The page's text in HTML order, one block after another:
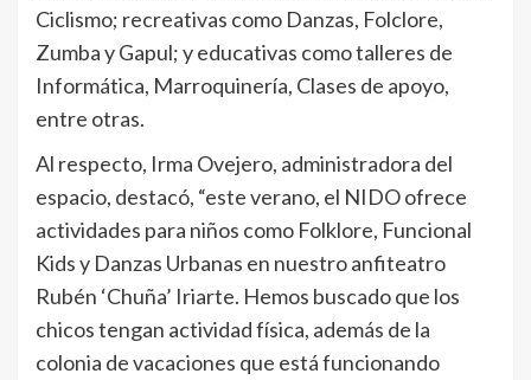
Ciclismo; recreativas como Danzas, Folclore,
Zumba y Gapul; y educativas como talleres de
Informática, Marroquinería, Clases de apoyo,
entre otras.
Al respecto, Irma Ovejero, administradora del
espacio, destacó, “este verano, el NIDO ofrece
actividades para niños como Folklore, Funcional
Kids y Danzas Urbanas en nuestro anfiteatro
Rubén ‘Chuña’ Iriarte. Hemos buscado que los
chicos tengan actividad física, además de la
colonia de vacaciones que está funcionando